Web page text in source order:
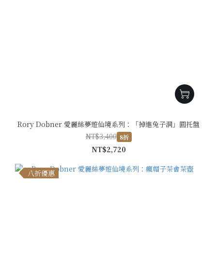
Rory Dobner 愛麗絲夢遊仙境系列：「掉進兔子洞」圓托盤
NT$3,400 8折
NT$2,720
八折優惠